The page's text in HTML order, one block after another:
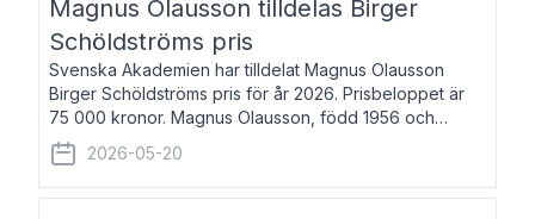
Magnus Olausson tilldelas Birger
Schöldströms pris
Svenska Akademien har tilldelat Magnus Olausson
Birger Schöldströms pris för år 2026. Prisbeloppet är
75 000 kronor. Magnus Olausson, född 1956 och
bosatt i Stockholm, är konstvetare, museiman och
hovman. Han disputerade 1993 vid Uppsala un
2026-05-20